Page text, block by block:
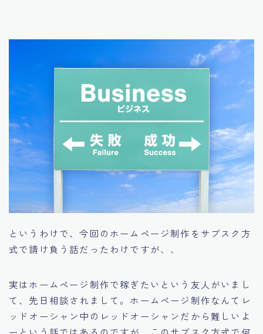
というわけで、今回のホームページ制作をサブスク方
式で請け負う話だったわけですが、、
実はホームページ制作で稼ぎたいという友人がいまし
て、先日相談されまして。ホームページ制作なんてレ
ッドオーシャン中のレッドオーシャンだから難しいよ